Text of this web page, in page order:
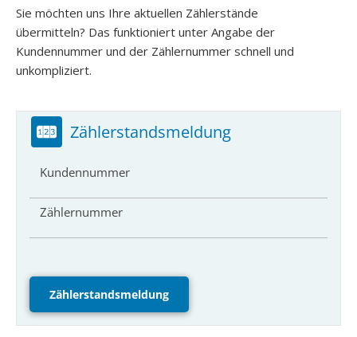
Sie möchten uns Ihre aktuellen Zählerstände
übermitteln? Das funktioniert unter Angabe der
Kundennummer und der Zählernummer schnell und
unkompliziert.
Zählerstandsmeldung
Kundennummer
Zählernummer
Zählerstandsmeldung
Graustufen
Großer Mauszeiger
Links unterstreichen